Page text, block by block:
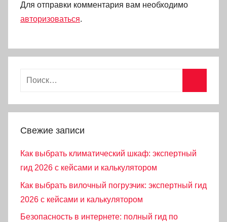
Для отправки комментария вам необходимо
авторизоваться.
Найти:
Свежие записи
Как выбрать климатический шкаф: экспертный
гид 2026 с кейсами и калькулятором
Как выбрать вилочный погрузчик: экспертный гид
2026 с кейсами и калькулятором
Безопасность в интернете: полный гид по